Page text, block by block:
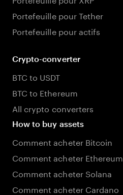
Portefeuille pour Tether
Portefeuille pour actifs
Crypto-converter
BTC to USDT
BTC to Ethereum
All crypto converters
How to buy assets
Comment acheter Bitcoin
Comment acheter Ethereum
Comment acheter Solana
Comment acheter Cardano